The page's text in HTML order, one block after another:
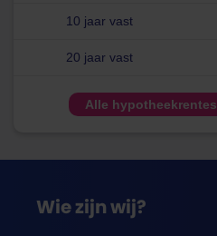
10 jaar vast
20 jaar vast
Alle hypotheekrentes
Wie zijn wij?